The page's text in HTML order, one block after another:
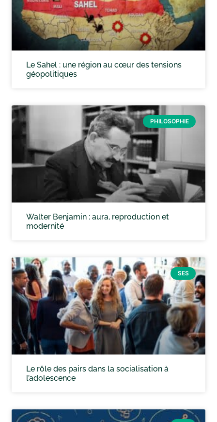
Le Sahel : une région au cœur des tensions
géopolitiques
PHILOSOPHIE
Walter Benjamin : aura, reproduction et
modernité
SES
Le rôle des pairs dans la socialisation à
l’adolescence